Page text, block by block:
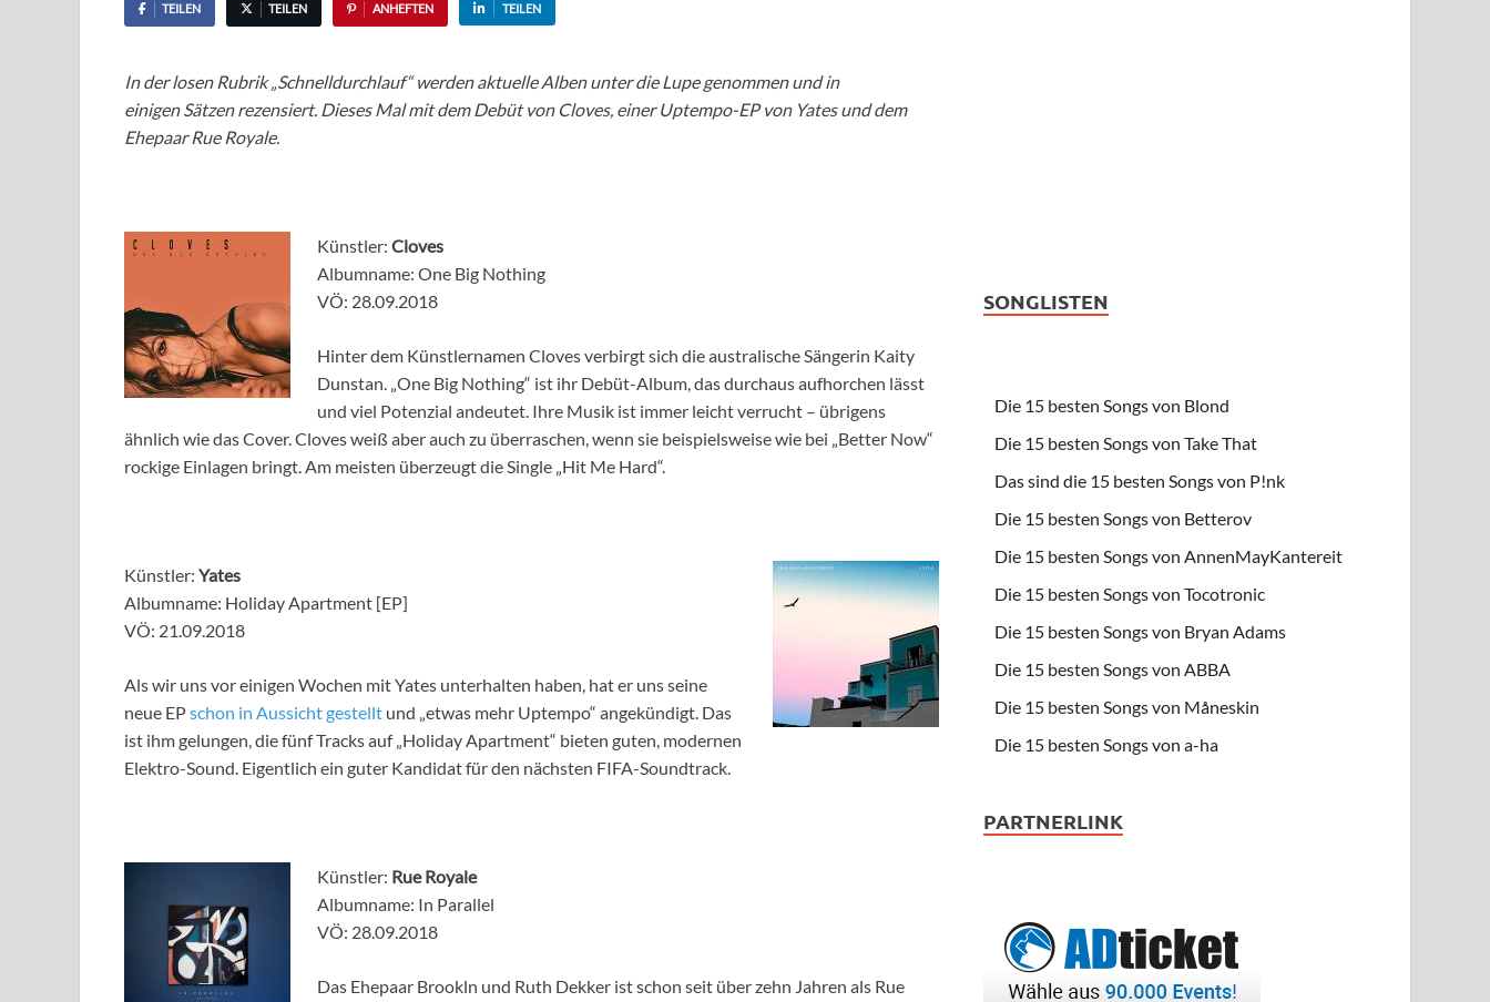
TEILEN TEILEN ANHEFTEN TEILEN
In der losen Rubrik „Schnelldurchlauf“ werden aktuelle Alben unter die Lupe genommen und in
einigen Sätzen rezensiert. Dieses Mal mit dem Debüt von Cloves, einer Uptempo-EP von Yates und dem
Ehepaar Rue Royale.
Künstler: Cloves
Albumname: One Big Nothing
VÖ: 28.09.2018
Hinter dem Künstlernamen Cloves verbirgt sich die australische Sängerin Kaity
Dunstan. „One Big Nothing“ ist ihr Debüt-Album, das durchaus aufhorchen lässt
und viel Potenzial andeutet. Ihre Musik ist immer leicht verrucht – übrigens
ähnlich wie das Cover. Cloves weiß aber auch zu überraschen, wenn sie beispielsweise wie bei „Better Now“
rockige Einlagen bringt. Am meisten überzeugt die Single „Hit Me Hard“.
Künstler: Yates
Albumname: Holiday Apartment [EP]
VÖ: 21.09.2018
Als wir uns vor einigen Wochen mit Yates unterhalten haben, hat er uns seine
neue EPschon in Aussicht gestellt und „etwas mehr Uptempo“ angekündigt. Das
ist ihm gelungen, die fünf Tracks auf „Holiday Apartment“ bieten guten, modernen
Elektro-Sound. Eigentlich ein guter Kandidat für den nächsten FIFA-Soundtrack.
Künstler: Rue Royale
Albumname: In Parallel
VÖ: 28.09.2018
Das Ehepaar Brookln und Ruth Dekker ist schon seit über zehn Jahren als Rue
SONGLISTEN
Die 15 besten Songs von Blond
Die 15 besten Songs von Take That
Das sind die 15 besten Songs von P!nk
Die 15 besten Songs von Betterov
Die 15 besten Songs von AnnenMayKantereit
Die 15 besten Songs von Tocotronic
Die 15 besten Songs von Bryan Adams
Die 15 besten Songs von ABBA
Die 15 besten Songs von Måneskin
Die 15 besten Songs von a-ha
PARTNERLINK